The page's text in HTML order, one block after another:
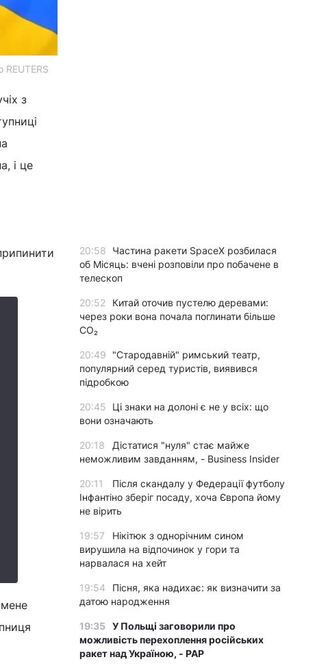
REUTERS
з
і це
20:58
Частина ракети SpaceX розбилася
об Місяць: вчені розповіли про побачене в
телескоп
20:52
Китай оточив пустелю деревами:
через роки вона почала поглинати більше
CO₂
20:49
"Стародавній" римський театр,
популярний серед туристів, виявився
підробкою
20:45
Ці знаки на долоні є не у всіх: що
вони означають
20:18
Дістатися "нуля" стає майже
неможливим завданням, - Business Insider
20:11
Після скандалу у Федерації футболу
Інфантіно зберіг посаду, хоча Європа йому
не вірить
19:57
Нікітюк з однорічним сином
вирушила на відпочинок у гори та
нарвалася на хейт
19:54
Пісня, яка надихає: як визначити за
датою народження
19:35 У Польщі заговорили про
можливість перехоплення російських
ракет над Україною, - PAP